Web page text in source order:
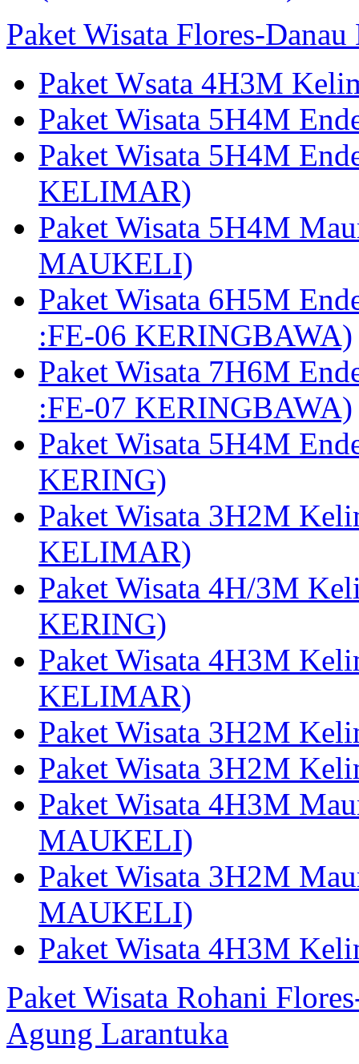
Paket Wisata Flores-
Paket Wsata 4H3M
Paket Wisata 5H4M
Paket Wisata 5H4M
KELIMAR)
Paket Wisata 5H4M
MAUKELI)
Paket Wisata 6H5M
:FE-06 KERINGBAWA)
Paket Wisata 7H6M
:FE-07 KERINGBAWA)
Paket Wisata 5H4M
KERING)
Paket Wisata 3H2M
KELIMAR)
Paket Wisata 4H/3M
KERING)
Paket Wisata 4H3M
KELIMAR)
Paket Wisata 3H2M
Paket Wisata 3H2M
Paket Wisata 4H3M
MAUKELI)
Paket Wisata 3H2M
MAUKELI)
Paket Wisata 4H3M
Paket Wisata Rohani
Agung Larantuka